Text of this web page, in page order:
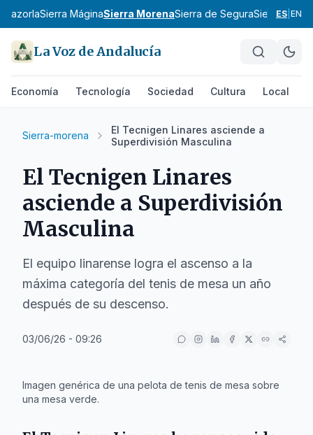
CazorlaSierra MáginaSierra MorenaSierra de SeguraSierra Sur
ES EN
La Voz de Andalucía
Economía Tecnología Sociedad Cultura Local
Sierra-morena
El Tecnigen Linares asciende a
Superdivisión Masculina
El Tecnigen Linares
asciende a Superdivisión
Masculina
El equipo linarense logra el ascenso a la
máxima categoría del tenis de mesa un año
después de su descenso.
03/06/26 - 09:26
Imagen genérica de una pelota de tenis de mesa sobre
una mesa verde.